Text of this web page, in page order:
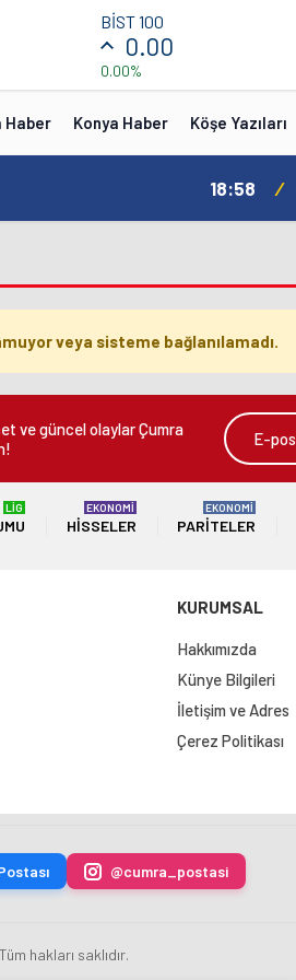
BİST 100
0.00
0.00%
Haber Konya Haber Köşe Yazıları
Hızla Yükseliyor
veya sisteme bağlanılamadı.
ve güncel olaylar Çumra
LİG
HISSELER
EKONOMİ
PARITELER
EKONOMİ
KURUMSAL
Hakkımızda
Künye Bilgileri
İletişim ve Adres
Çerez Politikası
@cumra_postasi
hakları saklıdır.